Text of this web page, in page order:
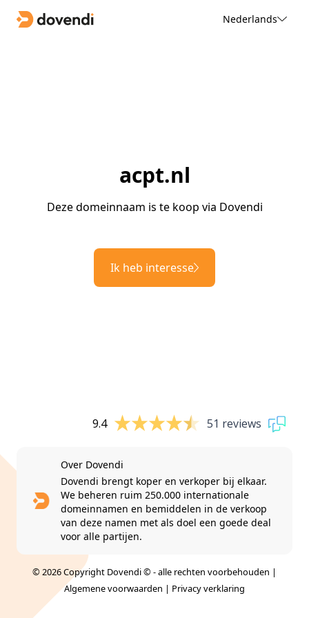
Nederlands
acpt.nl
Deze domeinnaam is te koop via Dovendi
Ik heb interesse
9.4 51 reviews
Over Dovendi
Dovendi brengt koper en verkoper bij elkaar.
We beheren ruim 250.000 internationale
domeinnamen en bemiddelen in de verkoop
van deze namen met als doel een goede deal
voor alle partijen.
© 2026 Copyright Dovendi © - alle rechten voorbehouden |
Algemene voorwaarden | Privacy verklaring